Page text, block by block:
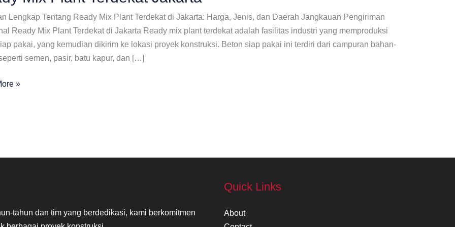
Lengkap Tentang Ready Mix Plant Terdekat di Jakarta: Harga, Jenis, dan Daerah Jangkauan Pengiriman
Ready Mix Plant Terdekat di Jakarta Ready mix plant terdekat adalah fasilitas industri yang memproduksi
pakai, yang kemudian dikirim ke lokasi proyek konstruksi. Beton siap pakai ini terdiri dari campuran bahan-
semen, pasir, batu kapur, dan […]
»
tahun dan tim yang berdedikasi, kami berkomitmen
Quick Links
About